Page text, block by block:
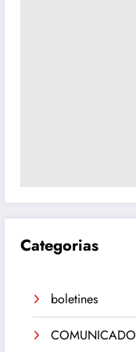
Categorias
boletines
COMUNICADO